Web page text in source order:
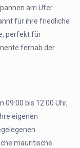
am Ufer
für ihre friedliche
perfekt für
fernab der
09:00 bis 12:00 Uhr,
eigenen
mauritische